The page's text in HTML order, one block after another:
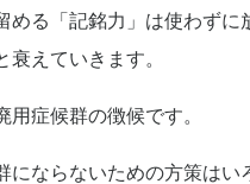
める「記銘力」は使わずに
衰えていきます。
用症候群の徴候です。
にならないための方策はい